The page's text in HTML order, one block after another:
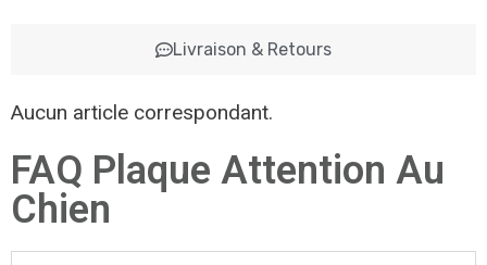
Livraison & Retours
Aucun article correspondant.
FAQ Plaque Attention Au
Chien